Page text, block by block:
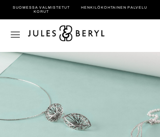
SUOMESSA VALMISTETUT
KORUT
HENKILÖ­KOHTAINEN PALVELU